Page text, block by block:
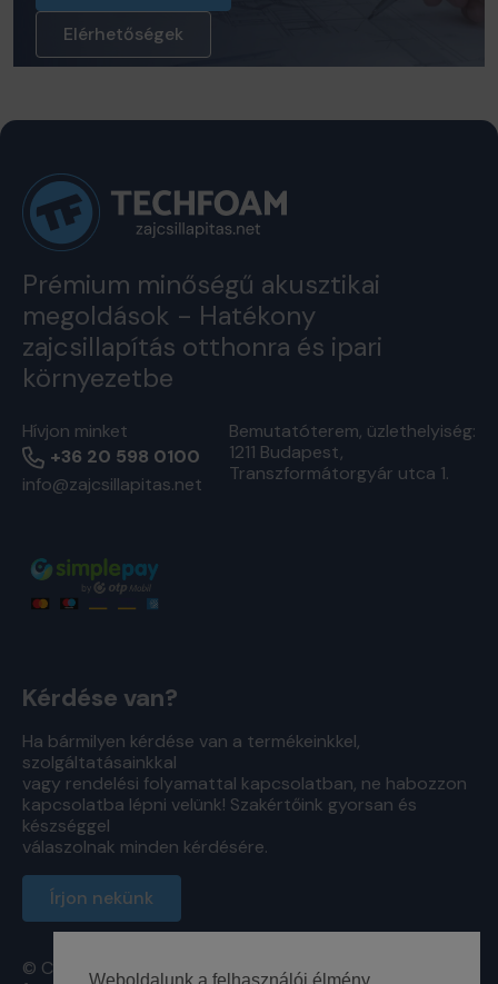
Elérhetőségek
Prémium minőségű akusztikai
megoldások - Hatékony
zajcsillapítás otthonra és ipari
környezetbe
Hívjon minket
+36 20 598 0100
info@zajcsillapitas.net
Bemutatóterem, üzlethelyiség:
1211 Budapest,
Transzformátorgyár utca 1.
Kérdése van?
Ha bármilyen kérdése van a termékeinkkel,
szolgáltatásainkkal
vagy rendelési folyamattal kapcsolatban, ne habozzon
kapcsolatba lépni velünk! Szakértőink gyorsan és
készséggel
válaszolnak minden kérdésére.
Írjon nekünk
© Copyright - TechFoam Hungary Kft. Minden jog